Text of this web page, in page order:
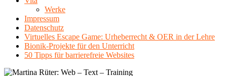
Werke
Impressum
Datenschutz
Virtuelles Escape Game: Urheberrecht & OER in der Lehre
Bionik-Projekte für den Unterricht
50 Tipps für barrierefreie Websites